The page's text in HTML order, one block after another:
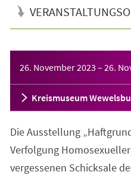
26. November 2023 – 26.
Kreismuseum
Die Ausstellung
Verfolgung
vergessenen Schicksale